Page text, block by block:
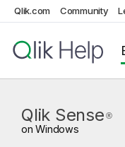
Qlik.com Community
Qlik Sense ®
onWindows